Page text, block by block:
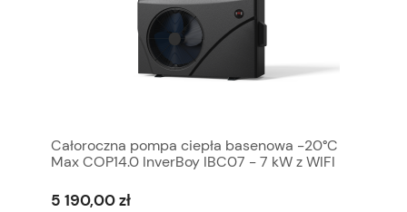
Całoroczna pompa ciepła basenowa -20°C
Max COP14.0 InverBoy IBC07 - 7 kW z WIFI
5 190,00 zł